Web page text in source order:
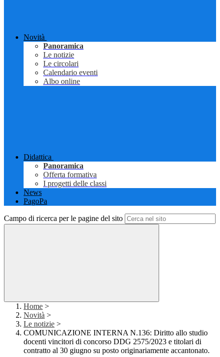
Novità
Panoramica
Le notizie
Le circolari
Calendario eventi
Albo online
Didattica
Panoramica
Offerta formativa
I progetti delle classi
News
PagoPa
Campo di ricerca per le pagine del sito
Home >
Novità >
Le notizie >
COMUNICAZIONE INTERNA N.136: Diritto allo studio
docenti vincitori di concorso DDG 2575/2023 e titolari di
contratto al 30 giugno su posto originariamente accantonato.